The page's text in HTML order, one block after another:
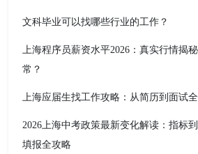
文科毕业可以找哪些行业的工作？
上海程序员薪资水平2026：真实行情揭
常？
上海应届生找工作攻略：从简历到面试
2026上海中考政策最新变化解读：指标
填报全攻略